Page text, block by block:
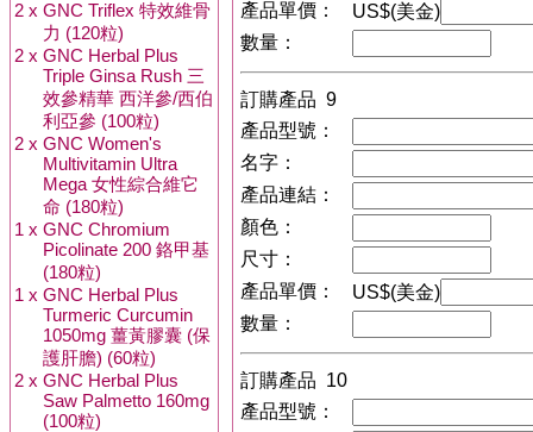
2 x GNC Triflex 特效維骨
力 (120粒)
2 x GNC Herbal Plus
Triple Ginsa Rush 三
效參精華 西洋參/西伯
利亞參 (100粒)
2 x GNC Women's
Multivitamin Ultra
Mega 女性綜合維它
命 (180粒)
1 x GNC Chromium
Picolinate 200 鉻甲基
(180粒)
1 x GNC Herbal Plus
Turmeric Curcumin
1050mg 薑黃膠囊 (保
護肝膽) (60粒)
2 x GNC Herbal Plus
Saw Palmetto 160mg
(100粒)
產品單價：
US$(美金)
數量：
訂購產品 9
產品型號：
名字：
產品連結：
顏色：
尺寸：
產品單價：
US$(美金)
數量：
訂購產品 10
產品型號：